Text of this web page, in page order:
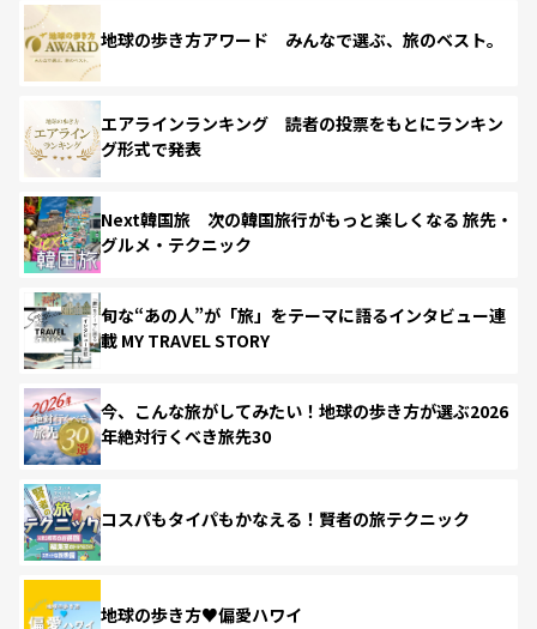
地球の歩き方アワード みんなで選ぶ、旅のベスト。
エアラインランキング 読者の投票をもとにランキン
グ形式で発表
Next韓国旅 次の韓国旅行がもっと楽しくなる 旅先・
グルメ・テクニック
旬な“あの人”が「旅」をテーマに語るインタビュー連
載 MY TRAVEL STORY
今、こんな旅がしてみたい！地球の歩き方が選ぶ2026
年絶対行くべき旅先30
コスパもタイパもかなえる！賢者の旅テクニック
地球の歩き方♥偏愛ハワイ